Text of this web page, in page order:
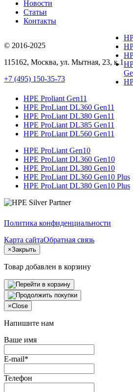
Новости
Статьи
Контакты
© 2016-2025
115162, Москва, ул. Мытная, 23, к.1
+7 (495) 150-35-73
HPE Proliant Gen11
HPE ProLiant DL360 Gen11
HPE ProLiant DL380 Gen11
HPE ProLiant DL385 Gen11
HPE ProLiant DL560 Gen11
HPE ProLiant Gen10
HPE ProLiant DL360 Gen10
HPE ProLiant DL380 Gen10
HPE ProLiant DL360 Gen10 Plus
HPE ProLiant DL380 Gen10 Plus
Политика конфиденциальности
Карта сайтаОбратная связь
×Закрыть
Товар добавлен в корзину
×Close
Напишите нам
Ваше имя
E-mail*
Телефон